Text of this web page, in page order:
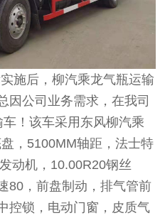
施后，柳汽乘龙气瓶运输
因公司业务需求，在我司
！该车采用东风柳汽乘
，5100MM轴距，法士特
动机，10.00R20钢丝
80，前盘制动，排气管前
控锁，电动门窗，皮质气